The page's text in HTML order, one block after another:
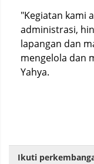
"Kegiatan kami
administrasi,
lapangan dan
mengelola dan
Yahya.
Ikuti